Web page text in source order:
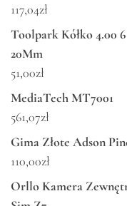
117,04zł
Toolpark Kółko 4.00
20Mm
51,00zł
MediaTech MT7001
561,07zł
Gima Złote Adson
110,00zł
Orllo Kamera